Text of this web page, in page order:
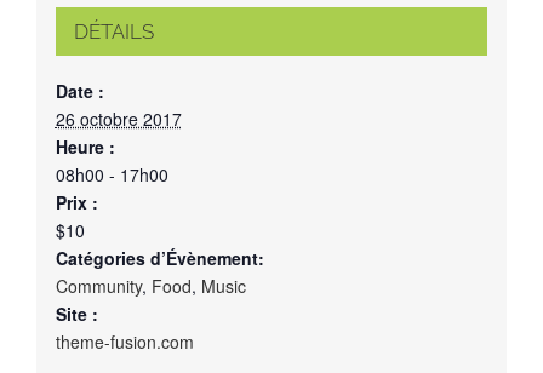
DÉTAILS
Date :
26 octobre 2017
Heure :
08h00 - 17h00
Prix :
$10
Catégories d’Évènement:
Community, Food, Music
Site :
theme-fusion.com